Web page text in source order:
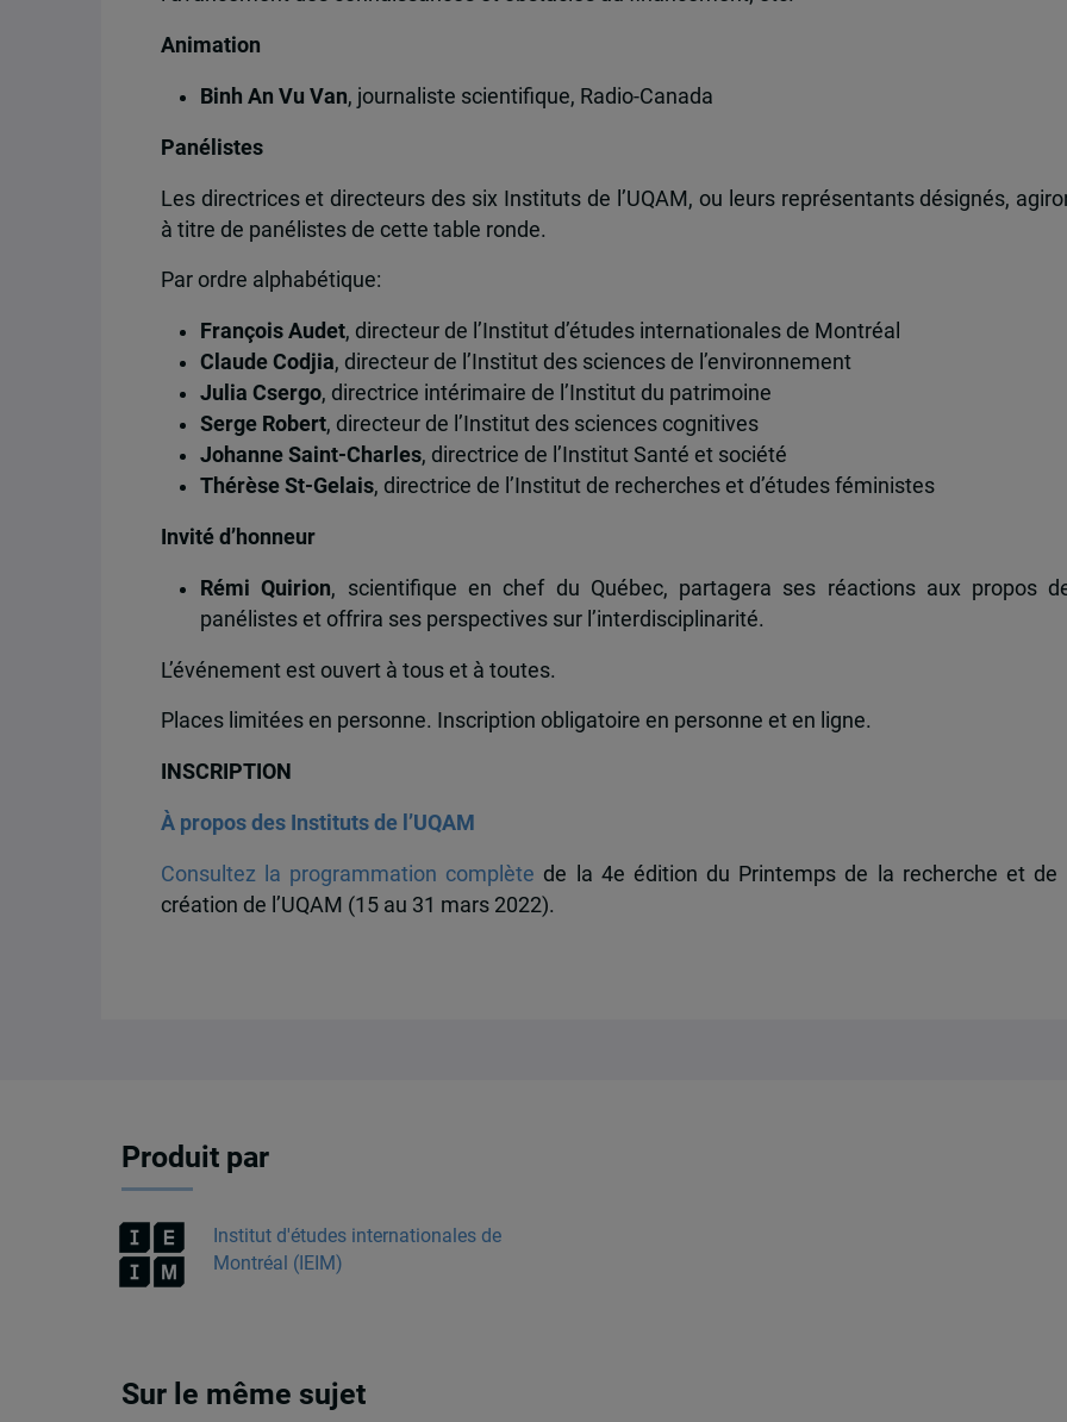
Animation
Binh An Vu Van, journaliste scientifique, Radio-Canada
Panélistes
Les directrices et directeurs des six Instituts de l’UQAM, ou leurs représentants désignés,
à titre de panélistes de cette table ronde.
Par ordre alphabétique:
François Audet, directeur de l’Institut d’études internationales de Montréal
Claude Codjia, directeur de l’Institut des sciences de l’environnement
Julia Csergo, directrice intérimaire de l’Institut du patrimoine
Serge Robert, directeur de l’Institut des sciences cognitives
Johanne Saint-Charles, directrice de l’Institut Santé et société
Thérèse St-Gelais, directrice de l’Institut de recherches et d’études féministes
Invité d’honneur
Rémi Quirion, scientifique en chef du Québec, partagera ses réactions aux propos
panélistes et offrira ses perspectives sur l’interdisciplinarité.
L’événement est ouvert à tous et à toutes.
Places limitées en personne. Inscription obligatoire en personne et en ligne.
INSCRIPTION
À propos des Instituts de l’UQAM
Consultez la programmation complète de la 4e édition du Printemps de la recherche et de
création de l’UQAM (15 au 31 mars 2022).
Produit par
Institut d'études internationales de
Montréal (IEIM)
Sur le même sujet